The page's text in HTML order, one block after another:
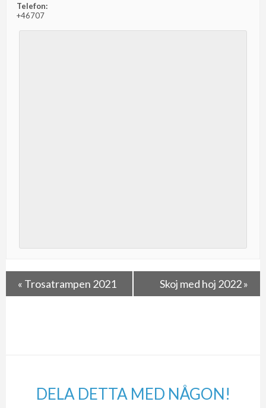
Telefon:
+46707
« Trosatrampen 2021 Skoj med hoj 2022»
DELA DETTA MED NÅGON!